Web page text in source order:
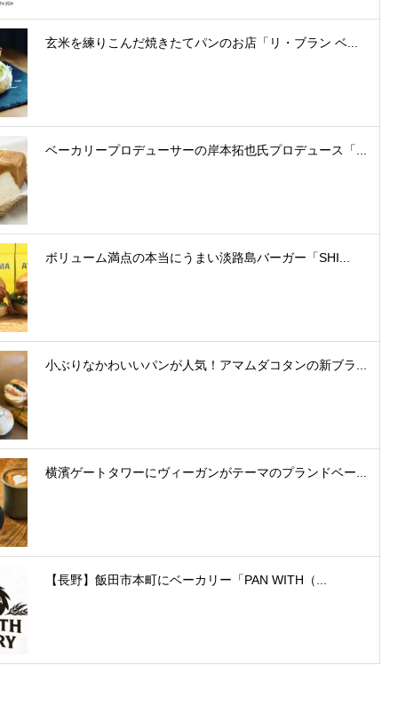
玄米を練りこんだ焼きたてパンのお店「リ・ブラン ベ...
ベーカリープロデューサーの岸本拓也氏プロデュース「...
ボリューム満点の本当にうまい淡路島バーガー「SHI...
小ぶりなかわいいパンが人気！アマムダコタンの新ブラ...
横濱ゲートタワーにヴィーガンがテーマのプランドベー...
【長野】飯田市本町にベーカリー「PAN WITH（...